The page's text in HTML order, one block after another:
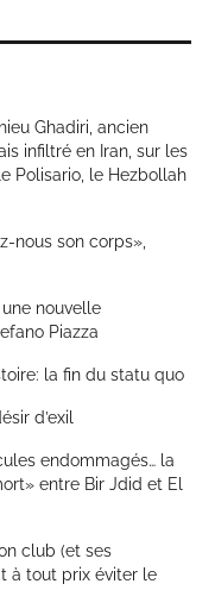
Ghadiri, ancien
infiltré en Iran, sur les
Polisario, le Hezbollah
nous son corps»,
nouvelle
Piazza
la fin du statu quo
d’exil
endommagés… la
entre Bir Jdid et El
club (et ses
à tout prix éviter le